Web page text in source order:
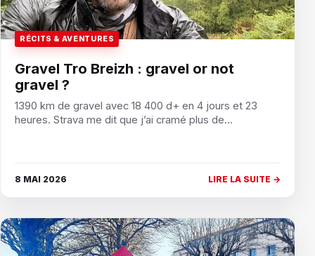
RÉCITS & AVENTURES
Gravel Tro Breizh : gravel or not
gravel ?
1390 km de gravel avec 18 400 d+ en 4 jours et 23
heures. Strava me dit que j’ai cramé plus de…
8 MAI 2026 LIRE LA SUITE →